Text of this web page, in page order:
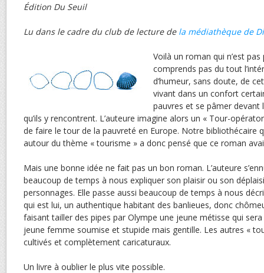
Édition Du Seuil
Lu dans le cadre du club de lecture de la médiathèque de
Voilà un roman qui n’est pas
comprends pas du tout
d’humeur, sans doute, de
vivant dans un confort
pauvres et se pâmer devant
qu’ils y rencontrent. L’auteure imagine alors un « Tour-
de faire le tour de la pauvreté en Europe. Notre bibliothécaire
autour du thème « tourisme » a donc pensé que ce roman
Mais une bonne idée ne fait pas un bon roman. L’auteure
beaucoup de temps à nous expliquer son plaisir ou son
personnages. Elle passe aussi beaucoup de temps à nous
qui est lui, un authentique habitant des banlieues, donc
faisant tailler des pipes par Olympe une jeune métisse qui sera
jeune femme soumise et stupide mais gentille. Les autres «
cultivés et complètement caricaturaux.
Un livre à oublier le plus vite possible.